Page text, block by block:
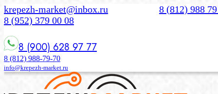
krepezh-market@inbox.ru
8 (812) 988
8 (952) 379 00 08
8 (900) 628 97 77
8 (812) 988-79-70
info@krepezh-market.ru